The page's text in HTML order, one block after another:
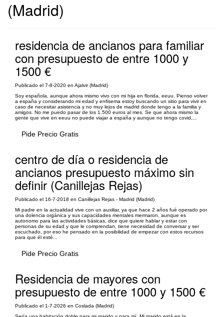
(Madrid)
residencia de ancianos para familiar
con presupuesto de entre 1000 y
1500 €
Publicado el 7-8-2020 en Ajalvir (Madrid)
Soy española, aunque ahora mismo vivo con mi hija en florida, eeuu. Pienso volver
a españa y considerando mi edad y enfisema estoy buscando un sitio para vivir en
caso de necesitar asistencia y no muy lejos de madrid donde tengo a la familia y
amigos. No me puedo pasar de los 1.500 euros al mes. Se que ahora mismo la
gente que vive en eeuu no puede viajar a españa y aunque no tengo covid,...
Pide Precio Gratis
centro de día o residencia de
ancianos presupuesto máximo sin
definir (Canillejas Rejas)
Publicado el 16-7-2018 en Canillejas Rejas - Madrid (Madrid)
Mi padre en la actualidad vive con un auxiliar, ya que hace 2 años fué operado por
una dolencia orgánica y sus capacidades mentales mermaron, aunque es
autonomo para las actividades básicas, dice que quiere hablar y estar con
personas de su edad y que le comprendan, tiene necesidad de conversar y ser
escuchado, por eso he pensado en la posibilidad de empezar con estos recursos
para que él esté...
Pide Precio Gratis
Residencia de mayores con
presupuesto de entre 1000 y 1500 €
Publicado el 1-7-2026 en Coslada (Madrid)